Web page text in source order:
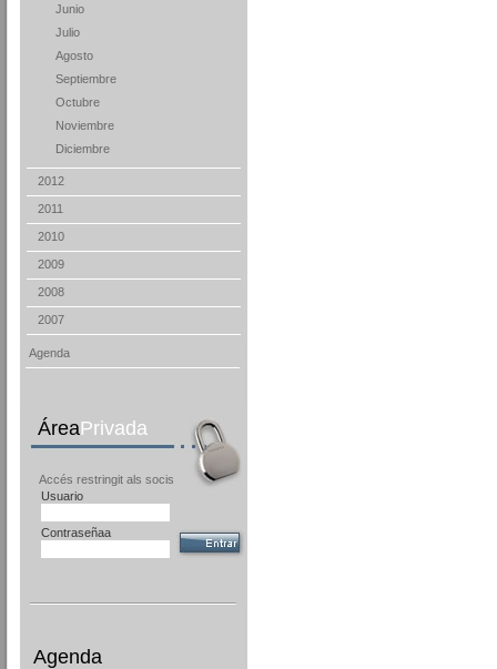
Junio
Julio
Agosto
Septiembre
Octubre
Noviembre
Diciembre
2012
2011
2010
2009
2008
2007
Agenda
ÁreaPrivada
Accés restringit als socis
Usuario
Contraseñaa
Agenda